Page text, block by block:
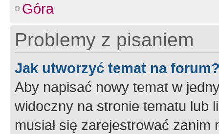
Góra
Problemy z pisaniem
Jak utworzyć temat na
Aby napisać nowy temat w
widoczny na stronie tematu lub
musiał się zarejestrować